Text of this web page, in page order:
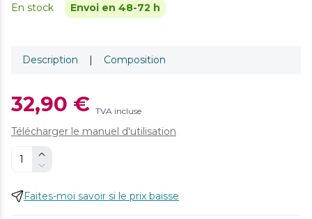
En stock Envoi en 48-72 h
Description | Composition
32,90 € TVA incluse
Télécharger le manuel d'utilisation
Faites-moi savoir si le prix baisse